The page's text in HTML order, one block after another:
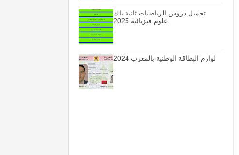
تحميل دروس الرياضيات ثانية باك
علوم فيزيائية 2025
لوازم البطاقة الوطنية بالمغرب 2024